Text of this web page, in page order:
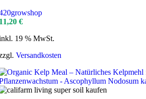
€
19 % MwSt.
Versandkosten